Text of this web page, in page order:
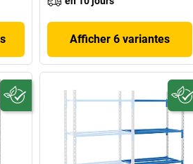
Afficher 6 variantes